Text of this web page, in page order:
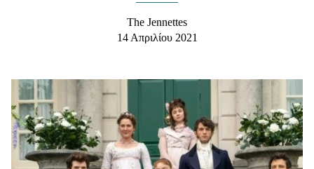
Beauty - Ομορφιά
Μαλλιά - Νύχια
Μακιγιάζ
Beauty News
Well being
The Jennettes
14 Απριλίου 2021